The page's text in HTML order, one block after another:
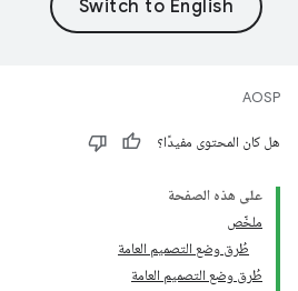
AOSP
هل كان المحتوى مفيدًا؟
على هذه الصفحة
ملخّص
طُرق وضع التصميم العامة
طُرق وضع التصميم العامة